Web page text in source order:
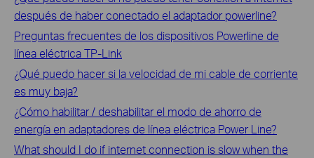
después de haber conectado el adaptador powerline?
Preguntas frecuentes de los dispositivos Powerline de
línea eléctrica TP-Link
¿Qué puedo hacer si la velocidad de mi cable de corriente
es muy baja?
¿Cómo habilitar / deshabilitar el modo de ahorro de
energía en adaptadores de línea eléctrica Power Line?
What should I do if internet connection is slow when the